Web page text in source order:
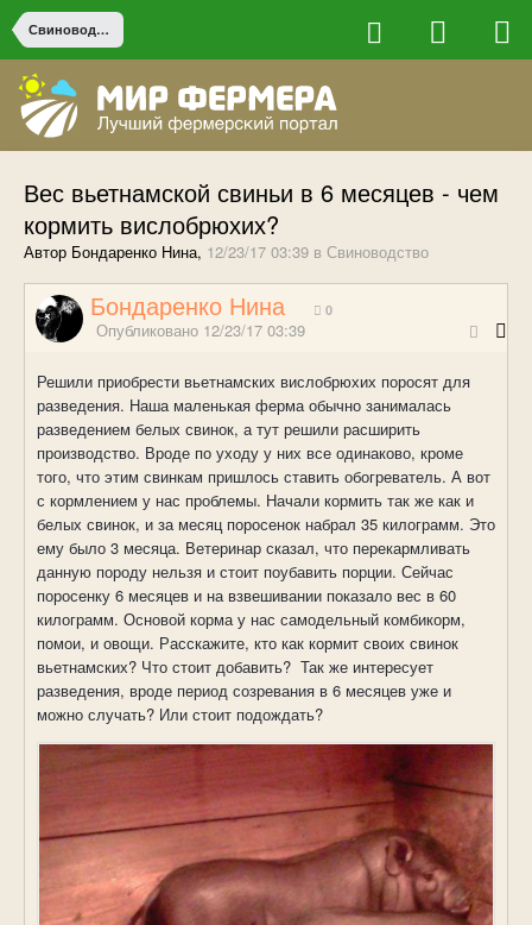
Свиноводство
Вес вьетнамской свиньи в 6 месяцев - чем
кормить вислобрюхих?
Автор Бондаренко Нина, 12/23/17 03:39 в Свиноводство
Бондаренко Нина 0
Опубликовано 12/23/17 03:39
Решили приобрести вьетнамских вислобрюхих поросят для
разведения. Наша маленькая ферма обычно занималась
разведением белых свинок, а тут решили расширить
производство. Вроде по уходу у них все одинаково, кроме
того, что этим свинкам пришлось ставить обогреватель. А вот
с кормлением у нас проблемы. Начали кормить так же как и
белых свинок, и за месяц поросенок набрал 35 килограмм. Это
ему было 3 месяца. Ветеринар сказал, что перекармливать
данную породу нельзя и стоит поубавить порции. Сейчас
поросенку 6 месяцев и на взвешивании показало вес в 60
килограмм. Основой корма у нас самодельный комбикорм,
помои, и овощи. Расскажите, кто как кормит своих свинок
вьетнамских? Что стоит добавить? Так же интересует
разведения, вроде период созревания в 6 месяцев уже и
можно случать? Или стоит подождать?